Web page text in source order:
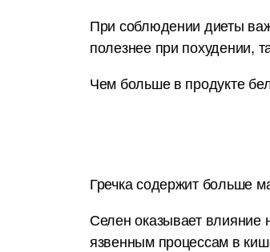
При соблюдении диеты
полезнее при похудении,
Чем больше в продукте
Гречка содержит больше
Селен оказывает влияние
язвенным процессам в